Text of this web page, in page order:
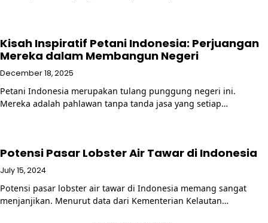
Kisah Inspiratif Petani Indonesia: Perjuangan
Mereka dalam Membangun Negeri
December 18, 2025
Petani Indonesia merupakan tulang punggung negeri ini.
Mereka adalah pahlawan tanpa tanda jasa yang setiap…
Potensi Pasar Lobster Air Tawar di Indonesia
July 15, 2024
Potensi pasar lobster air tawar di Indonesia memang sangat
menjanjikan. Menurut data dari Kementerian Kelautan…